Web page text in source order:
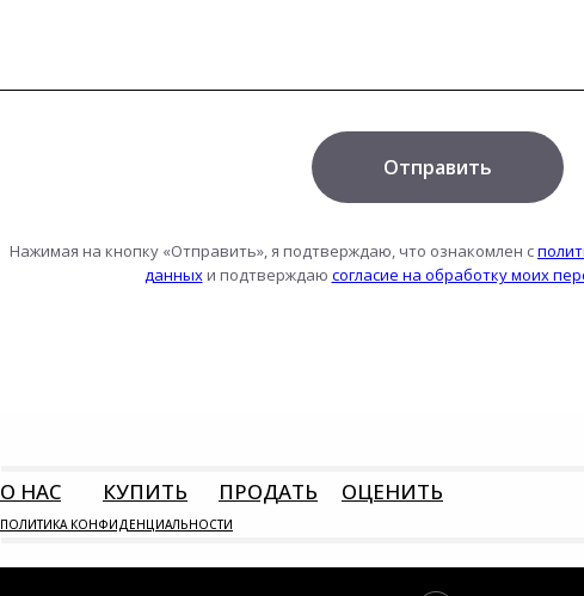
Отправить
Нажимая на кнопку «Отправить», я подтверждаю, что ознакомлен с
данныхи подтверждаю согласие на обработку моих
ПРОДАТЬ ОЦЕНИТЬ
КУПИТЬ
ПОЛИТИКА КОНФИДЕНЦИАЛЬНОСТИ
О НАС